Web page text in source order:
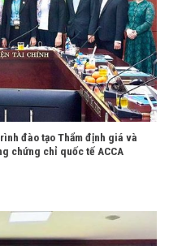
đào tạo Thẩm định giá và
chứng chỉ quốc tế ACCA